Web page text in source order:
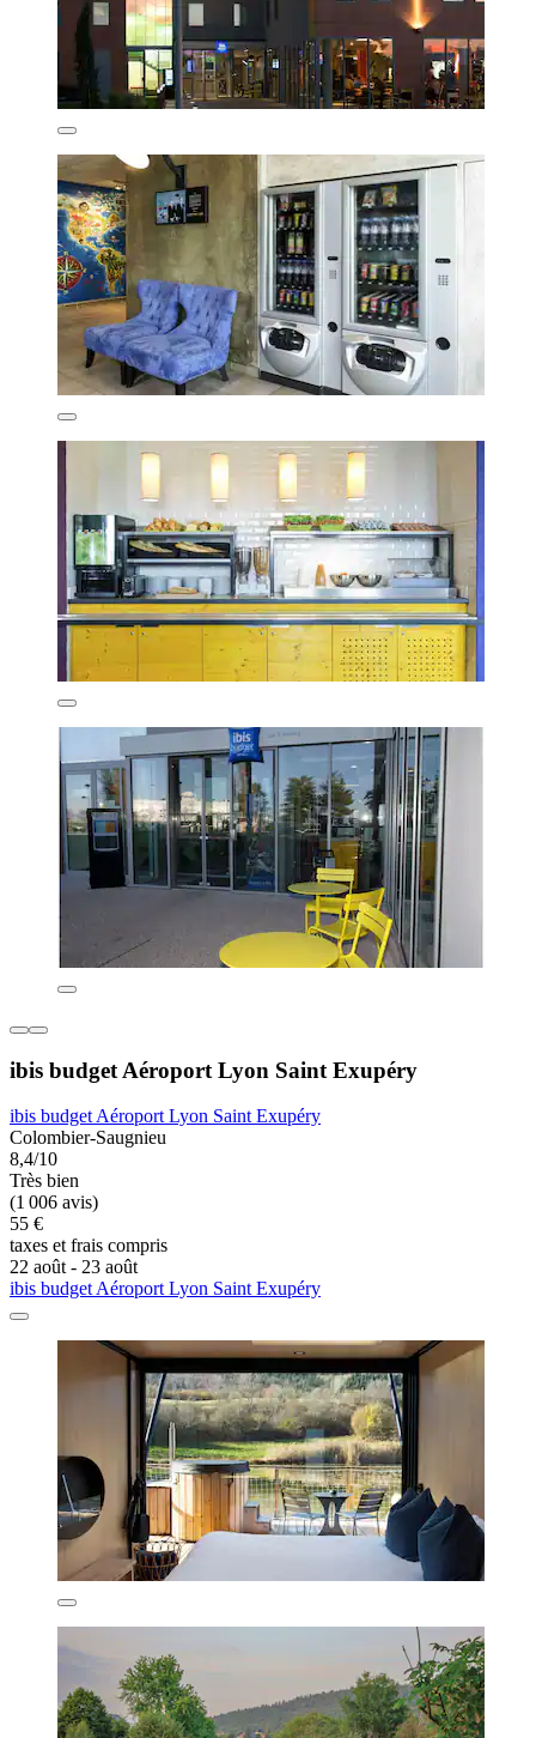
ibis budget Aéroport Lyon Saint Exupéry
ibis budget Aéroport Lyon Saint Exupéry
Colombier-Saugnieu
8,4/10
Très bien
(1 006 avis)
55 €
taxes et frais compris
22 août - 23 août
ibis budget Aéroport Lyon Saint Exupéry